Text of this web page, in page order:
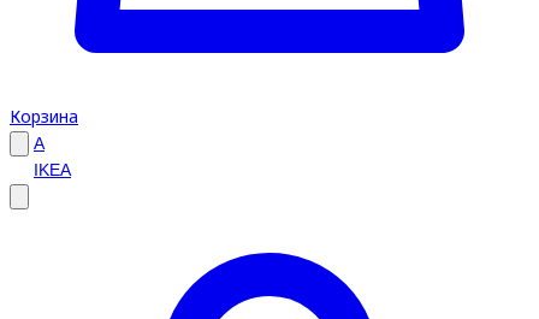
Корзина
A
IKEA